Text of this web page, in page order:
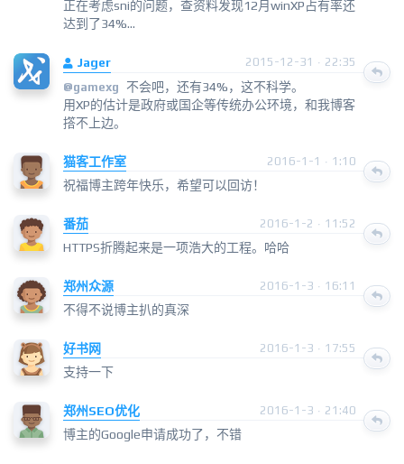
正在考虑sni的问题，查资料发现12月winXP占有率还
达到了34%...
Jager
2015-12-31 · 22:35
@gamexg
不会吧，还有34%，这不科学。
用XP的估计是政府或国企等传统办公环境，和我博客
撘不上边。
猫客工作室 2016-1-1 · 1:10
祝福博主跨年快乐，希望可以回访！
番茄 2016-1-2 · 11:52
HTTPS折腾起来是一项浩大的工程。哈哈
郑州众源 2016-1-3 · 16:11
不得不说博主扒的真深
好书网 2016-1-3 · 17:55
支持一下
郑州SEO优化 2016-1-3 · 21:40
博主的Google申请成功了，不错